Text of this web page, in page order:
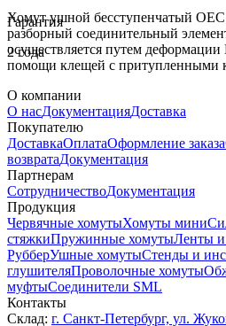
Гарантия
2 года
Хомут ушной бесступенчатый
разборный соединительный
осуществляется путем
помощи клещей с притупленными
О компании
О насДокументацияДоставка
Покупателю
ДоставкаОплатаОформление заказа
возвратаДокументация
Партнерам
СотрудничествоДокументация
Продукция
Червячные хомутыХомуты мини
стяжкиПружинные хомутыЛенты
РубберУшные хомутыСтенды и
глушителяПроволочные хомуты
муфтыСоединители SML
Контакты
Склад: г. Санкт-Петербург, ул.